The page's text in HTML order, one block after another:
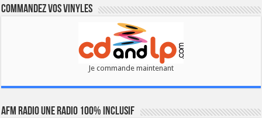
Commandez vos vinyles
Je commande maintenant
AFM RADIO UNE RADIO 100% INCLUSIF